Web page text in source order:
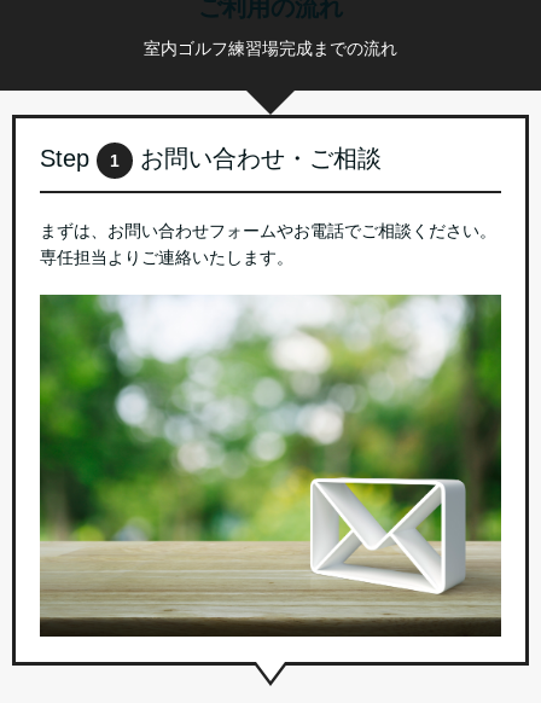
ご利用の流れ
室内ゴルフ練習場完成までの流れ
Step 1 お問い合わせ・ご相談
まずは、お問い合わせフォームやお電話でご相談ください。
専任担当よりご連絡いたします。